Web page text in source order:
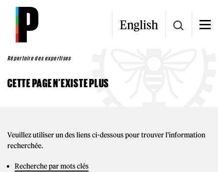
Aller au contenu principal
English
Répertoire des expertises
CETTE PAGE N’EXISTE PLUS
Veuillez utiliser un des liens ci-dessous pour trouver l'information
recherchée.
Recherche par mots clés